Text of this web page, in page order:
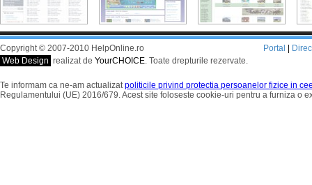
Copyright © 2007-2010 HelpOnline.ro
Web Design realizat de YourCHOICE. Toate drepturile rezervate.
Portal
Te informam ca ne-am actualizatpoliticile privind protectia persoanelor fizice in
Regulamentului (UE) 2016/679. Acest site foloseste cookie-uri pentru a furniza o